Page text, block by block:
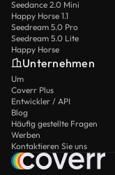
Seedance 2.0 Mini
Happy Horse 1.1
Seedream 5.0 Pro
Seedream 5.0 Lite
Happy Horse
Unternehmen
Um
Coverr Plus
Entwickler / API
Blog
Häufig gestellte Fragen
Werben
Kontaktieren Sie uns